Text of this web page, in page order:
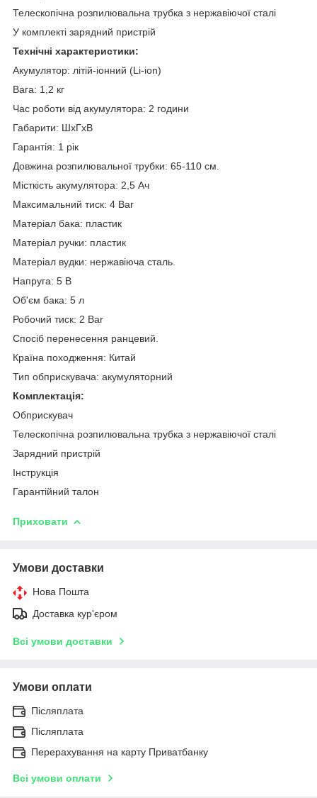
Телескопічна розпилювальна трубка з нержавіючої сталі
У комплекті зарядний пристрій
Технічні характеристики:
Акумулятор: літій-іонний (Li-ion)
Вага: 1,2 кг
Час роботи від акумулятора: 2 години
Габарити: ШхГхВ
Гарантія: 1 рік
Довжина розпилювальної трубки: 65-110 см.
Місткість акумулятора: 2,5 Ач
Максимальний тиск: 4 Bar
Матеріал бака: пластик
Матеріал ручки: пластик
Матеріал вудки: нержавіюча сталь.
Напруга: 5 В
Об'єм бака: 5 л
Робочий тиск: 2 Bar
Спосіб перенесення ранцевий.
Країна походження: Китай
Тип обприскувача: акумуляторний
Комплектація:
Обприскувач
Телескопічна розпилювальна трубка з нержавіючої сталі
Зарядний пристрій
Інструкція
Гарантійний талон
Приховати
Умови доставки
Нова Пошта
Доставка кур'єром
Всі умови доставки
Умови оплати
Післяплата
Післяплата
Перерахування на карту Приватбанку
Всі умови оплати